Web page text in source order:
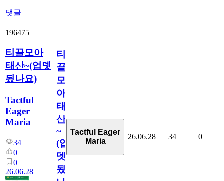
댓글
196475
티끌모아
태산~(업뎃
됬나요)
Tactful
Eager
Maria
34
0
0
26.06.28
티
끌
모
아
태
산
~
(업
뎃
됬
Tactful Eager
Maria
26.06.28 34 0